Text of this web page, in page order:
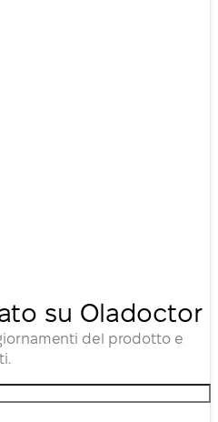
su Oladoctor
del prodotto e